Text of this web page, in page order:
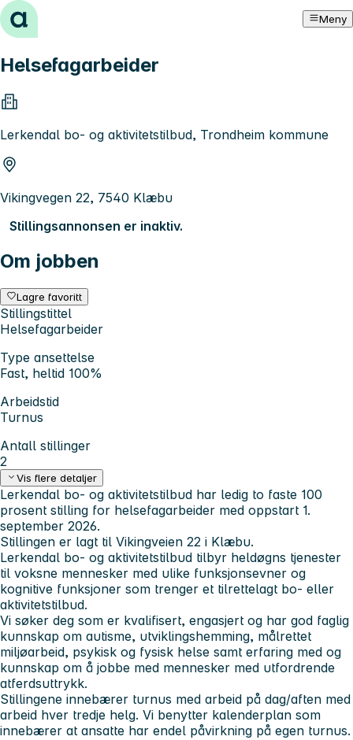
Hopp til innhold Meny
Helsefagarbeider
Lerkendal bo- og aktivitetstilbud, Trondheim kommune
Vikingvegen 22, 7540 Klæbu
Stillingsannonsen er inaktiv.
Om jobben
Lagre favoritt
Stillingstittel
Helsefagarbeider
Type ansettelse
Fast, heltid 100%
Arbeidstid
Turnus
Antall stillinger
2
Vis flere detaljer
Lerkendal bo- og aktivitetstilbud har ledig to faste 100
prosent stilling for helsefagarbeider med oppstart 1.
september 2026.
Stillingen er lagt til Vikingveien 22 i Klæbu.
Lerkendal bo- og aktivitetstilbud tilbyr heldøgns tjenester
til voksne mennesker med ulike funksjonsevner og
kognitive funksjoner som trenger et tilrettelagt bo- eller
aktivitetstilbud.
Vi søker deg som er kvalifisert, engasjert og har god faglig
kunnskap om autisme, utviklingshemming, målrettet
miljøarbeid, psykisk og fysisk helse samt erfaring med og
kunnskap om å jobbe med mennesker med utfordrende
atferdsuttrykk.
Stillingene innebærer turnus med arbeid på dag/aften med
arbeid hver tredje helg. Vi benytter kalenderplan som
innebærer at ansatte har endel påvirkning på egen turnus.